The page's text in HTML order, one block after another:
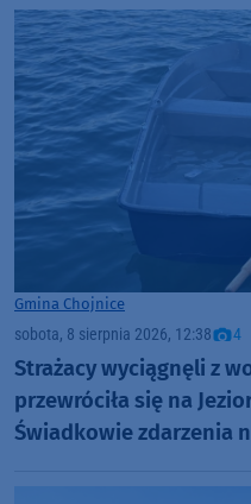
Gmina Chojnice
sobota, 8 sierpnia 2026, 12:38 4
Strażacy wyciągnęli z
przewróciła się na
Świadkowie zdarzenia